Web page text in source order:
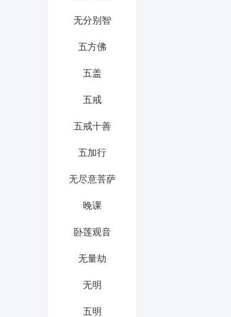
无分别智
五方佛
五盖
五戒
五戒十善
五加行
无尽意菩萨
晚课
卧莲观音
无量劫
无明
五明